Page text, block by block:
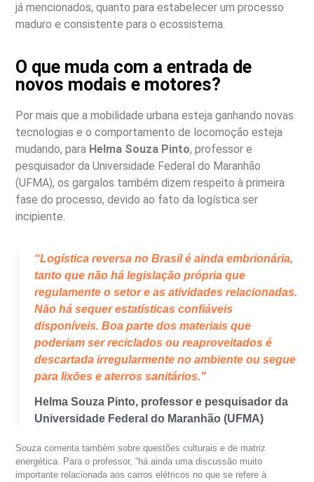
já mencionados, quanto para estabelecer um processo
maduro e consistente para o ecossistema.
O que muda com a entrada de
novos modais e motores?
Por mais que a mobilidade urbana esteja ganhando novas
tecnologias e o comportamento de locomoção esteja
mudando, para Helma Souza Pinto, professor e
pesquisador da Universidade Federal do Maranhão
(UFMA), os gargalos também dizem respeito à primeira
fase do processo, devido ao fato da logística ser
incipiente.
“Logística reversa no Brasil é ainda embrionária,
tanto que não há legislação própria que
regulamente o setor e as atividades relacionadas.
Não há sequer estatísticas confiáveis
disponíveis. Boa parte dos materiais que
poderiam ser reciclados ou reaproveitados é
descartada irregularmente no ambiente ou segue
para lixões e aterros sanitários."
Helma Souza Pinto, professor e pesquisador da
Universidade Federal do Maranhão (UFMA)
Souza comenta também sobre questões culturais e de matriz
energética. Para o professor, “há ainda uma discussão muito
importante relacionada aos carros elétricos no que se refere à